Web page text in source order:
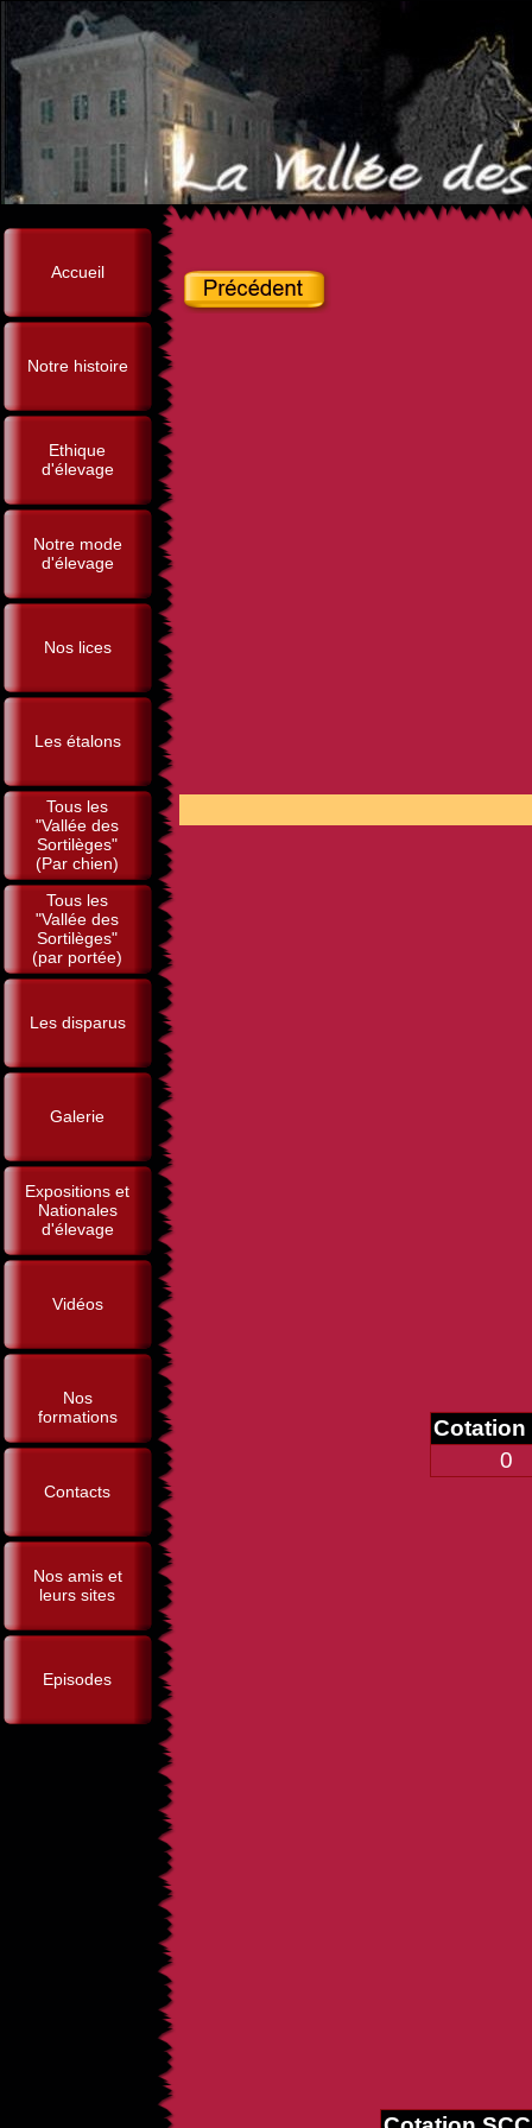
Accueil
Notre histoire
Ethique
d'élevage
Notre mode
d'élevage
Nos lices
Les étalons
Tous les
"Vallée des
Sortilèges"
(Par chien)
Tous les
"Vallée des
Sortilèges"
(par portée)
Les disparus
Galerie
Expositions et
Nationales
d'élevage
Vidéos
Nos
formations
Contacts
Nos amis et
leurs sites
Episodes
Cotation
0